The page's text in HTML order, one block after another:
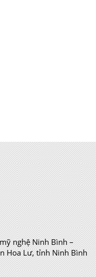
nghệ Ninh Bình –
Hoa Lư, tỉnh Ninh Bình